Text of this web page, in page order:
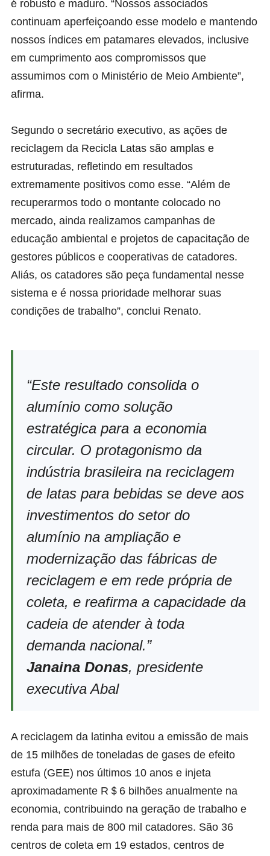
é robusto e maduro. “Nossos associados
continuam aperfeiçoando esse modelo e mantendo
nossos índices em patamares elevados, inclusive
em cumprimento aos compromissos que
assumimos com o Ministério de Meio Ambiente”,
afirma.
Segundo o secretário executivo, as ações de
reciclagem da Recicla Latas são amplas e
estruturadas, refletindo em resultados
extremamente positivos como esse. “Além de
recuperarmos todo o montante colocado no
mercado, ainda realizamos campanhas de
educação ambiental e projetos de capacitação de
gestores públicos e cooperativas de catadores.
Aliás, os catadores são peça fundamental nesse
sistema e é nossa prioridade melhorar suas
condições de trabalho”, conclui Renato.
“Este resultado consolida o
alumínio como solução
estratégica para a economia
circular. O protagonismo da
indústria brasileira na reciclagem
de latas para bebidas se deve aos
investimentos do setor do
alumínio na ampliação e
modernização das fábricas de
reciclagem e em rede própria de
coleta, e reafirma a capacidade da
cadeia de atender à toda
demanda nacional.”
Janaina Donas, presidente
executiva Abal
A reciclagem da latinha evitou a emissão de mais
de 15 milhões de toneladas de gases de efeito
estufa (GEE) nos últimos 10 anos e injeta
aproximadamente R＄6 bilhões anualmente na
economia, contribuindo na geração de trabalho e
renda para mais de 800 mil catadores. São 36
centros de coleta em 19 estados, centros de